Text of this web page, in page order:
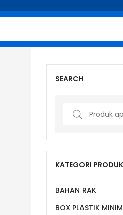
SEARCH
Search
KATEGORI PRODUK
BAHAN RAK
BOX PLASTIK